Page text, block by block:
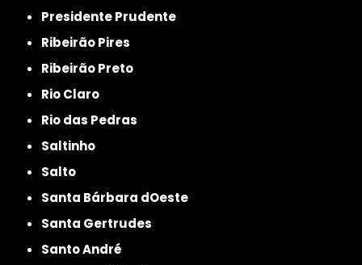
Presidente Prudente
Ribeirão Pires
Ribeirão Preto
Rio Claro
Rio das Pedras
Saltinho
Salto
Santa Bárbara dOeste
Santa Gertrudes
Santo André